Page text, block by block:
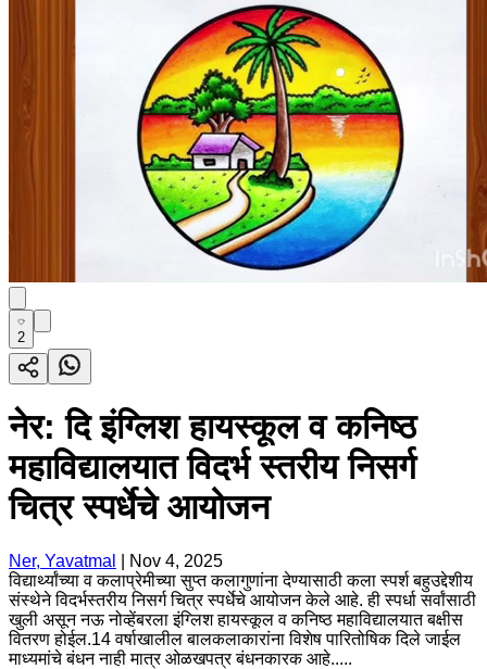
2
नेर: दि इंग्लिश हायस्कूल व कनिष्ठ
महाविद्यालयात विदर्भ स्तरीय निसर्ग
चित्र स्पर्धेचे आयोजन
Ner, Yavatmal
Nov 4, 2025
विद्यार्थ्यांच्या व कलाप्रेमीच्या सुप्त कलागुणांना देण्यासाठी कला स्पर्श बहुउद्देशीय
संस्थेने विदर्भस्तरीय निसर्ग चित्र स्पर्धेचे आयोजन केले आहे. ही स्पर्धा सर्वांसाठी
खुली असून नऊ नोव्हेंबरला इंग्लिश हायस्कूल व कनिष्ठ महाविद्यालयात बक्षीस
वितरण होईल.14 वर्षाखालील बालकलाकारांना विशेष पारितोषिक दिले जाईल
माध्यमांचे बंधन नाही मात्र ओळखपत्र बंधनकारक आहे.....